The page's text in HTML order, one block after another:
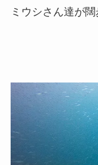
ミウシさん達が